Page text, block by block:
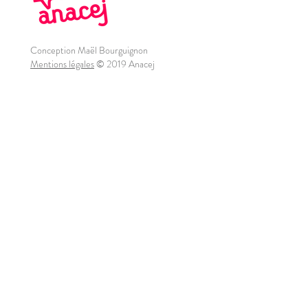
Conception Maël Bourguignon
Mentions légales© 2019 Anacej